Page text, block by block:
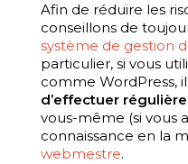
Afin de réduire les
conseillons de
système de gestion
particulier, si vous
comme WordPress,
d’effectuer
vous-même (si vous
connaissance en la
webmestre.